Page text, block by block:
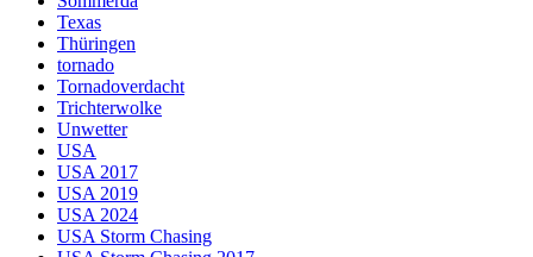
Texas
Thüringen
tornado
Tornadoverdacht
Trichterwolke
Unwetter
USA
USA 2017
USA 2019
USA 2024
USA Storm Chasing